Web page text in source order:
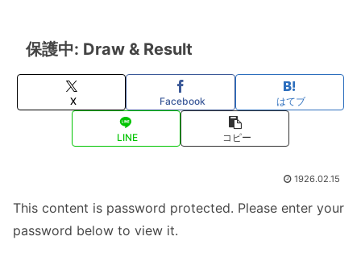
保護中: Draw & Result
X Facebook はてブ
LINE コピー
1926.02.15
This content is password protected. Please enter your
password below to view it.